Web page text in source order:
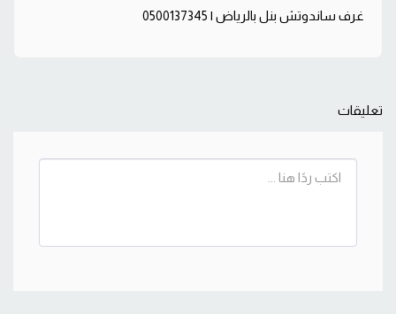
غرف ساندوتش بنل بالرياض | 0500137345
تعليقات